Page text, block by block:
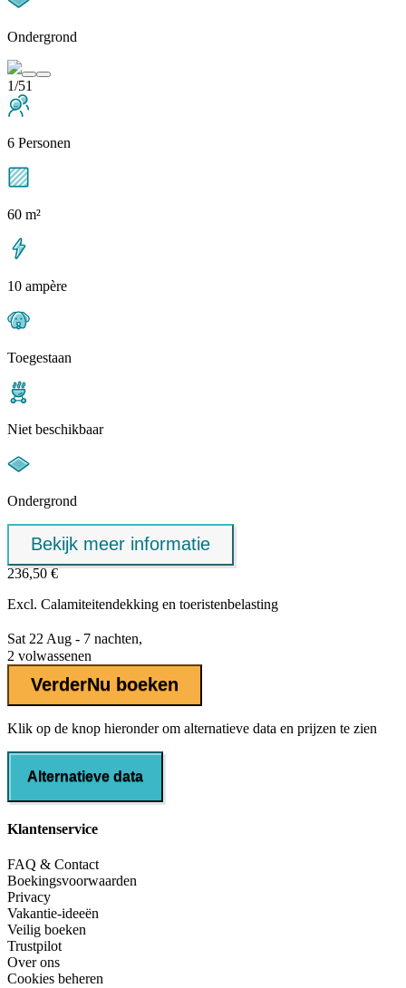
Ondergrond
1/51
6 Personen
60 m²
10 ampère
Toegestaan
Niet beschikbaar
Ondergrond
Bekijk meer informatie
236,50 €
Excl. Calamiteitendekking en toeristenbelasting
Sat 22 Aug - 7 nachten,
2 volwassenen
VerderNu boeken
Klik op de knop hieronder om alternatieve data en prijzen te zien
Alternatieve data
Klantenservice
FAQ & Contact
Boekingsvoorwaarden
Privacy
Vakantie-ideeën
Veilig boeken
Trustpilot
Over ons
Cookies beheren